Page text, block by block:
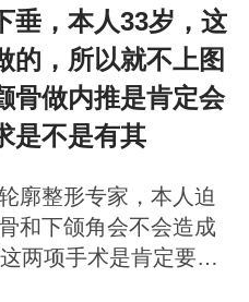
垂，本人33岁，这
的，所以就不上图
骨做内推是肯定会
是不是有其
廓整形专家，本人迫
和下颌角会不会造成
两项手术是肯定要做
于听说打断颧骨做内